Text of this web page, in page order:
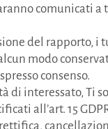
comunicati a
del rapporto, i
modo
consenso.
di interessato, Ti
all’art. 15
rettifica,